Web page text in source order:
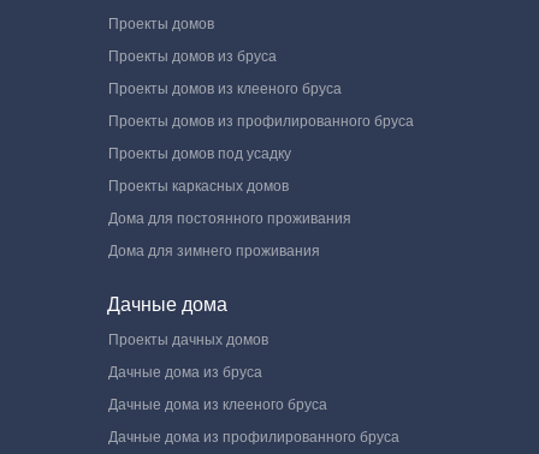
Проекты домов
Проекты домов из бруса
Проекты домов из клееного бруса
Проекты домов из профилированного бруса
Проекты домов под усадку
Проекты каркасных домов
Дома для постоянного проживания
Дома для зимнего проживания
Дачные дома
Проекты дачных домов
Дачные дома из бруса
Дачные дома из клееного бруса
Дачные дома из профилированного бруса